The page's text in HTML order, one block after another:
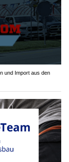
und Import aus den